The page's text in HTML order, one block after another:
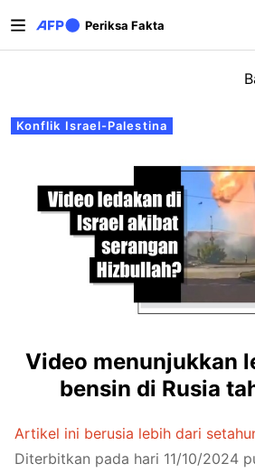
Periksa Fakta
Tab primer
Konflik Israel-Palestina
Video menunjukkan
bensin di Rusia
Artikel ini berusia lebih dari
Diterbitkan pada hari 11/10/2024